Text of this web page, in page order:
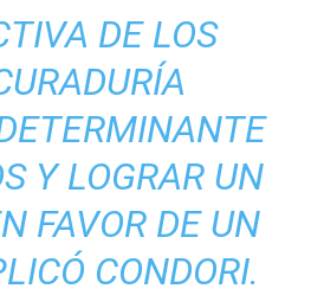
DE LOS
Y LOGRAR UN
FAVOR DE UN
CONDORI.